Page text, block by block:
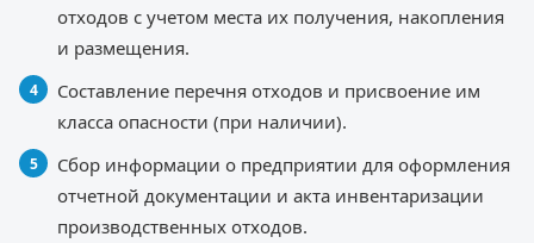
отходов с учетом места их получения, накопления
и размещения.
Составление перечня отходов и присвоение им
класса опасности (при наличии).
Сбор информации о предприятии для оформления
отчетной документации и акта инвентаризации
производственных отходов.